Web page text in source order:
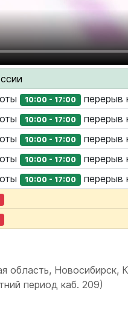
10:00 - 17:00 перерыв
10:00 - 17:00 перерыв
10:00 - 17:00 перерыв
10:00 - 17:00 перерыв
10:00 - 17:00 перерыв
область, Новосибирск,
период каб. 209)